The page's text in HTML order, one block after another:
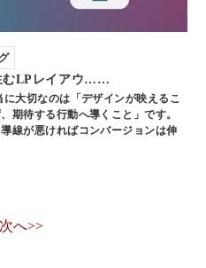
むLPレイアウ……
大切なのは「デザインが映えるこ
期待する行動へ導くこと」です。
線が悪ければコンバージョンは伸
次へ>>